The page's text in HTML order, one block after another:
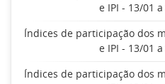
e IPI - 13/01
Índices de participação dos
e IPI - 13/01
Índices de participação dos